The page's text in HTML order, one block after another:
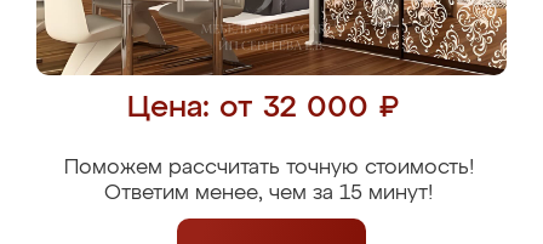
Цена: от 32 000 ₽
Поможем рассчитать точную стоимость!
Ответим менее, чем за 15 минут!